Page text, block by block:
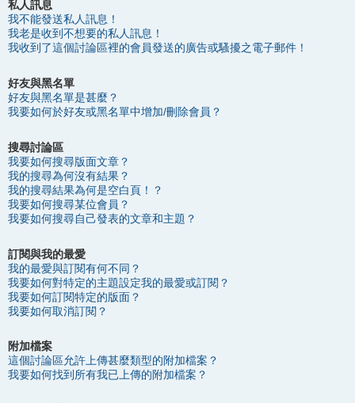
私人訊息
我不能發送私人訊息！
我老是收到不想要的私人訊息！
我收到了這個討論區裡的會員發送的廣告或騷擾之電子郵件！
好友與黑名單
好友與黑名單是甚麼？
我要如何於好友或黑名單中增加/刪除會員？
搜尋討論區
我要如何搜尋版面文章？
我的搜尋為何沒有結果？
我的搜尋結果為何是空白頁！？
我要如何搜尋某位會員？
我要如何搜尋自己發表的文章和主題？
訂閱與我的最愛
我的最愛與訂閱有何不同？
我要如何對特定的主題設定我的最愛或訂閱？
我要如何訂閱特定的版面？
我要如何取消訂閱？
附加檔案
這個討論區允許上傳甚麼類型的附加檔案？
我要如何找到所有我已上傳的附加檔案？